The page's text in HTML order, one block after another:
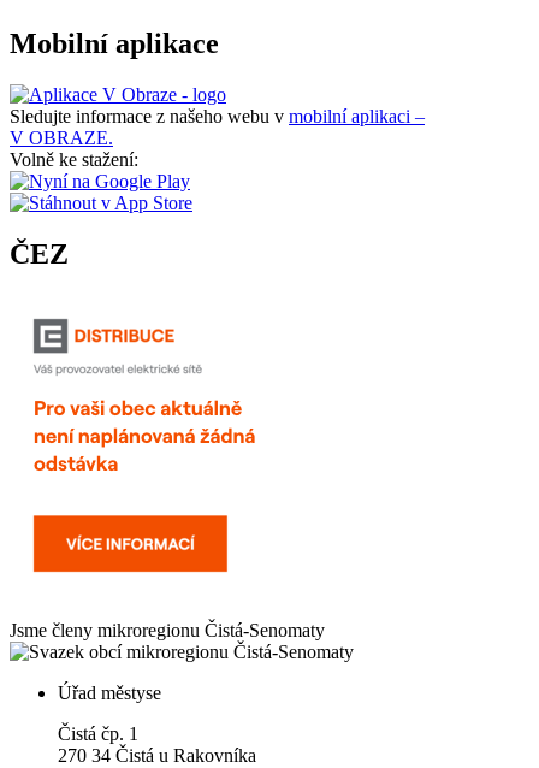
Mobilní aplikace
Sledujte informace z našeho webu v mobilní aplikaci –
V OBRAZE.
Volně ke stažení:
ČEZ
Jsme členy mikroregionu Čistá-Senomaty
Úřad městyse
Čistá čp. 1
270 34 Čistá u Rakovníka